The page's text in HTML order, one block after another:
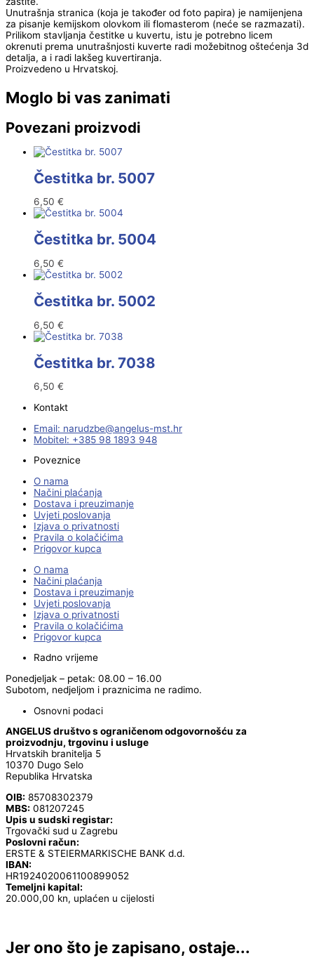
Unutrašnja stranica (koja je također od foto papira) je namijenjena
za pisanje kemijskom olovkom ili flomasterom (neće se razmazati).
Prilikom stavljanja čestitke u kuvertu, istu je potrebno licem
okrenuti prema unutrašnjosti kuverte radi možebitnog oštećenja 3d
detalja, a i radi lakšeg kuvertiranja.
Proizvedeno u Hrvatskoj.
Moglo bi vas zanimati
Povezani proizvodi
Čestitka br. 5007
6,50 €
Čestitka br. 5004
6,50 €
Čestitka br. 5002
6,50 €
Čestitka br. 7038
6,50 €
Kontakt
Email:
rh.tsm-sulegna
@ebzduran
Mobitel: +385 98 1893 948
Poveznice
O nama
Načini plaćanja
Dostava i preuzimanje
Uvjeti poslovanja
Izjava o privatnosti
Pravila o kolačićima
Prigovor kupca
O nama
Načini plaćanja
Dostava i preuzimanje
Uvjeti poslovanja
Izjava o privatnosti
Pravila o kolačićima
Prigovor kupca
Radno vrijeme
Ponedjeljak – petak: 08.00 – 16.00
Subotom, nedjeljom i praznicima ne radimo.
Osnovni podaci
ANGELUS društvo s ograničenom odgovornošću za
proizvodnju, trgovinu i usluge
Hrvatskih branitelja 5
10370 Dugo Selo
Republika Hrvatska
OIB: 85708302379
MBS: 081207245
Upis u sudski registar:
Trgovački sud u Zagrebu
Poslovni račun:
ERSTE & STEIERMARKISCHE BANK d.d.
IBAN:
HR1924020061100899052
Temeljni kapital:
20.000,00 kn, uplaćen u cijelosti
Jer ono što je zapisano, ostaje...